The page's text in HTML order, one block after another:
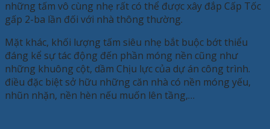
những tấm vô cùng nhẹ rất có thể được xây đắp Cấp Tốc
gấp 2-ba lần đối với nhà thông thường.
Mặt khác, khối lượng tấm siêu nhẹ bắt buộc bớt thiểu
đáng kể sự tác động đến phần móng nền cũng như
những khuông cột, dầm Chịu lực của dự án công trình.
điều đặc biệt sở hữu những căn nhà có nền móng yếu,
nhũn nhặn, nền hèn nếu muốn lên tầng,…